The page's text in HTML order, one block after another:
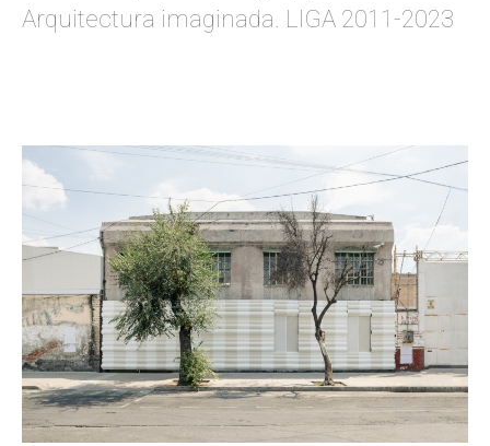
Arquitectura imaginada. LIGA 2011-2023